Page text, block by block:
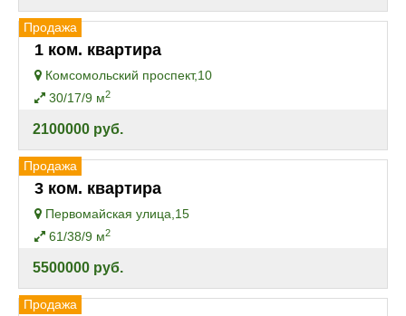
Продажа
1 ком. квартира
Комсомольский проспект,10
30/17/9 м2
2100000 руб.
Продажа
3 ком. квартира
Первомайская улица,15
61/38/9 м2
5500000 руб.
Продажа